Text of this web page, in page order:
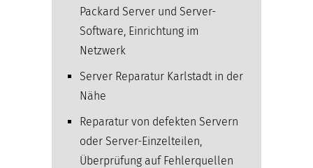
Packard Server und Server-
Software, Einrichtung im
Netzwerk
Server Reparatur Karlstadt in der
Nähe
Reparatur von defekten Servern
oder Server-Einzelteilen,
Überprüfung auf Fehlerquellen